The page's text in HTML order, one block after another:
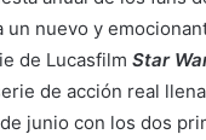
un nuevo y
de Lucasfilm Star
de acción real
junio con los dos